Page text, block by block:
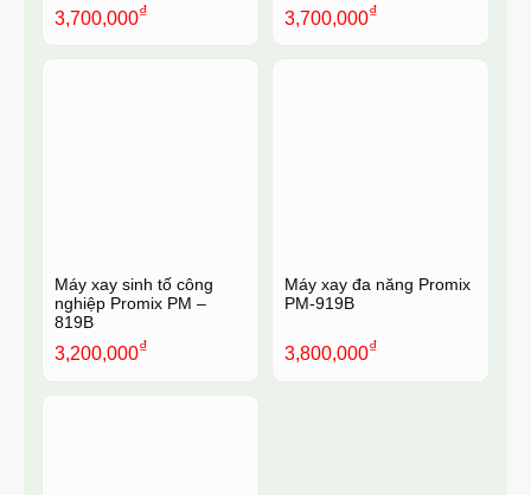
3,700,000₫ 3,700,000₫
Máy xay sinh tố công
nghiệp Promix PM –
819B
3,200,000₫
Máy xay đa năng Promix
PM-919B
3,800,000₫